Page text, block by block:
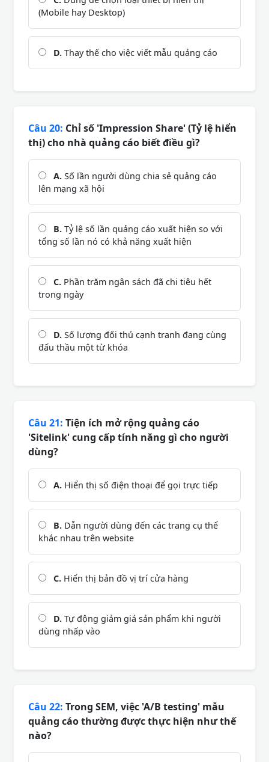
(Mobile hay Desktop)
D. Thay thế cho việc viết mẫu quảng cáo
Câu 20: Chỉ số 'Impression Share' (Tỷ lệ hiển
thị) cho nhà quảng cáo biết điều gì?
A. Số lần người dùng chia sẻ quảng cáo
lên mạng xã hội
B. Tỷ lệ số lần quảng cáo xuất hiện so với
tổng số lần nó có khả năng xuất hiện
C. Phần trăm ngân sách đã chi tiêu hết
trong ngày
D. Số lượng đối thủ cạnh tranh đang cùng
đấu thầu một từ khóa
Câu 21: Tiện ích mở rộng quảng cáo
'Sitelink' cung cấp tính năng gì cho người
dùng?
A. Hiển thị số điện thoại để gọi trực tiếp
B. Dẫn người dùng đến các trang cụ thể
khác nhau trên website
C. Hiển thị bản đồ vị trí cửa hàng
D. Tự động giảm giá sản phẩm khi người
dùng nhấp vào
Câu 22: Trong SEM, việc 'A/B testing' mẫu
quảng cáo thường được thực hiện như thế
nào?